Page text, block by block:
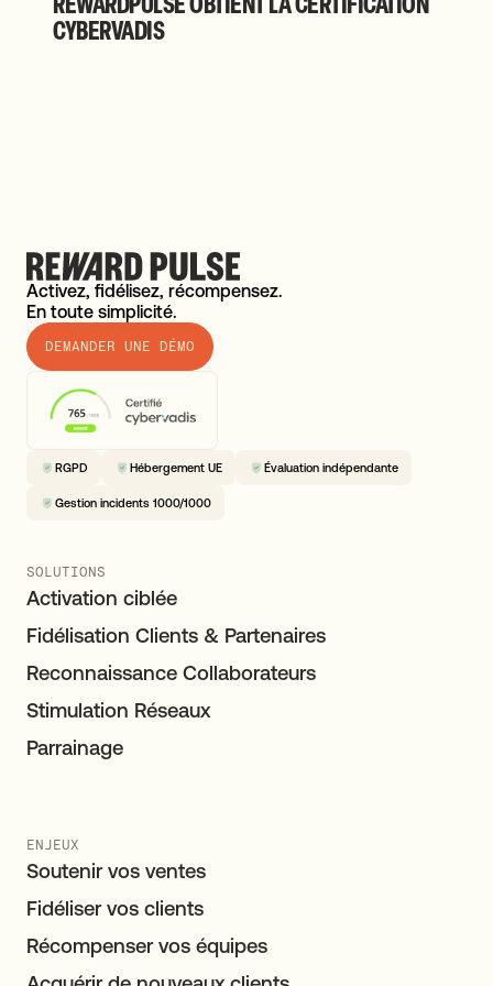
CYBERVADIS
Activez, fidélisez, récompensez.
En toute simplicité.
DEMANDER UNE DÉMO
RGPD Hébergement UE Évaluation indépendante
Gestion incidents 1000/1000
SOLUTIONS
Activation ciblée
Fidélisation Clients & Partenaires
Reconnaissance Collaborateurs
Stimulation Réseaux
Parrainage
ENJEUX
Soutenir vos ventes
Fidéliser vos clients
Récompenser vos équipes